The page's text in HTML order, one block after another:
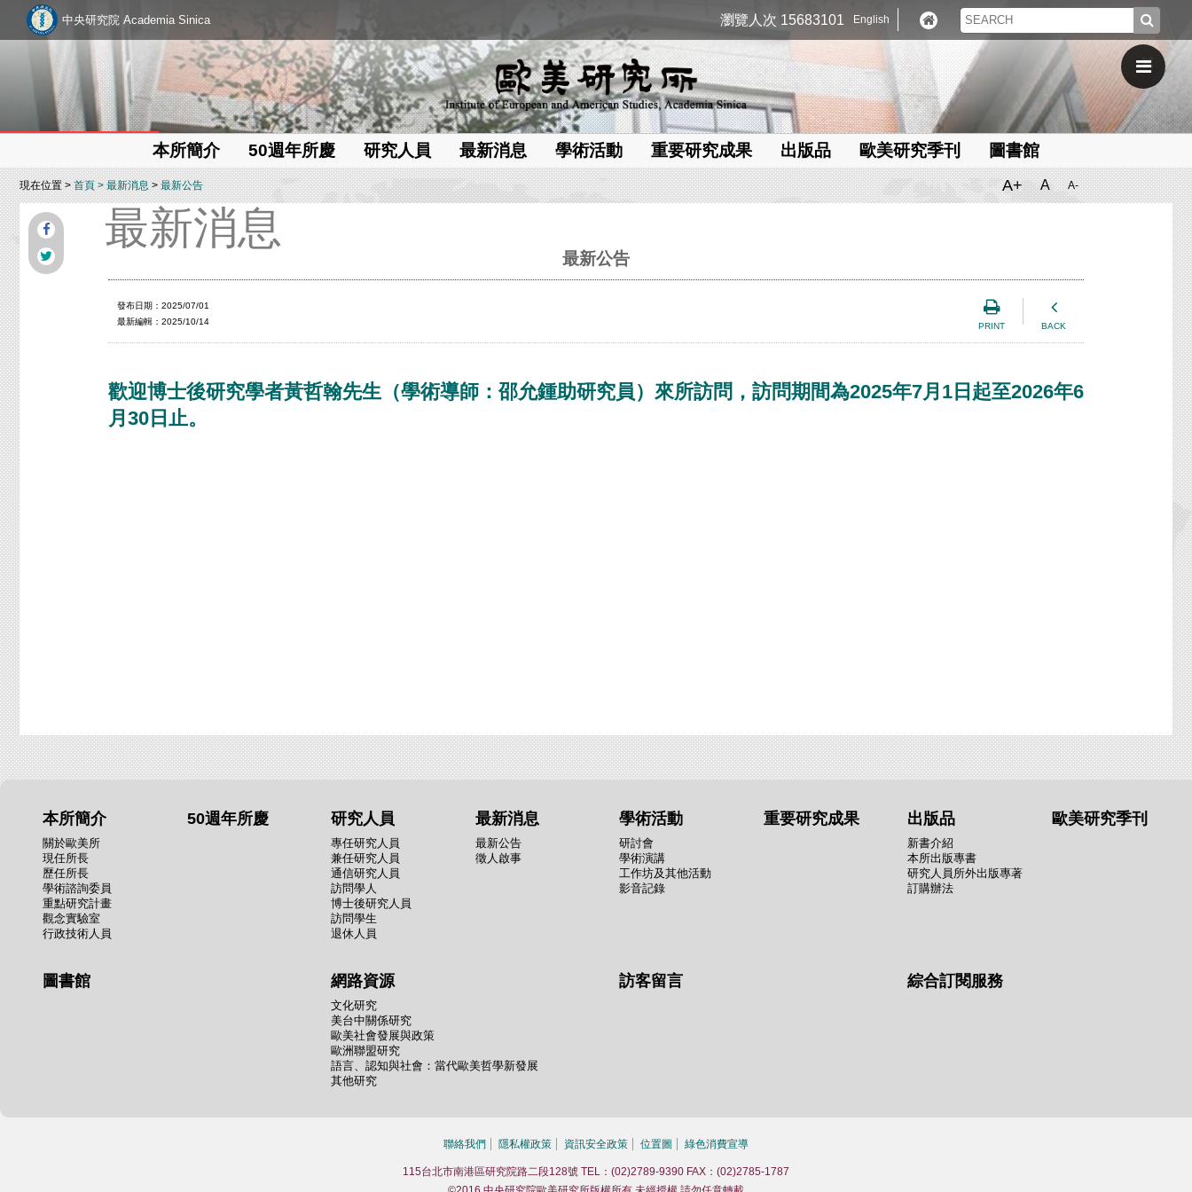
中央研究院 Academia Sinica 瀏覽人次 15683101 English
本所簡介 50週年所慶 研究人員 最新消息 學術活動 重要研究成果 出版品 歐美研究季刊 圖書館
現在位置 >首頁 >最新消息>最新公告 A+ A A-
最新消息
最新公告
PRINT BACK
發布日期：2025/07/01
最新編輯：2025/10/14
歡迎博士後研究學者黃哲翰先生（學術導師：邵允鍾助研究員）來所訪問，訪問期間為2025年7月1日起至2026年6
月30日止。
本所簡介
關於歐美所
現任所長
歷任所長
學術諮詢委員
重點研究計畫
觀念實驗室
行政技術人員
50週年所慶 研究人員
專任研究人員
兼任研究人員
通信研究人員
訪問學人
博士後研究人員
訪問學生
退休人員
最新消息
最新公告
徵人啟事
學術活動
研討會
學術演講
工作坊及其他活動
影音記錄
重要研究成果 出版品
新書介紹
本所出版專書
研究人員所外出版專著
訂購辦法
歐美研究季刊
圖書館 網路資源
文化研究
美台中關係研究
歐美社會發展與政策
歐洲聯盟研究
語言、認知與社會：當代歐美哲學新發展
其他研究
訪客留言 綜合訂閱服務
聯絡我們 隱私權政策 資訊安全政策 位置圖 綠色消費宣導
115台北市南港區研究院路二段128號 TEL：(02)2789-9390 FAX：(02)2785-1787